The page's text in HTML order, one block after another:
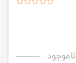
ناموجود